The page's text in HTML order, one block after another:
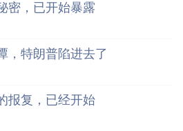
密，已开始暴露
，特朗普陷进去了
报复，已经开始